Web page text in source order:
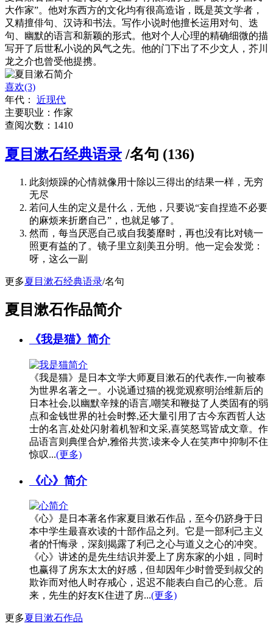
大作家”。他对东西方的文化均有很高造诣，既是英文学者，
又精擅俳句、汉诗和书法。写作小说时他擅长运用对句、迭
句、幽默的语言和新颖的形式。他对个人心理的精确细微的描
写开了后世私小说的风气之先。他的门下出了不少文人，芥川
龙之介也曾受他提携。
喜欢(3)
年代： 近现代
主要职业：作家
查阅次数：1410
夏目漱石经典语录 /名句 (136)
此刻烦躁的心情就像用十除以三得出的结果一样，无穷
无尽
若问人生的定义是什么，无他，只要说“妄自捏造不必要
的麻烦来折磨自己”，也就足够了。
然而，每当厌恶自己或自我萎靡时，再也没有比对镜一
照更有益的了。镜子里立刻美丑分明。他一定会发觉：
呀，这么一副
更多夏目漱石经典语录/名句
夏目漱石作品简介
《我是猫》简介
《我是猫》是日本文学大师夏目漱石的代表作,一向被奉
为世界名著之一。小说通过猫的视觉观察明治维新后的
日本社会,以幽默辛辣的语言,嘲笑和鞭挞了人类固有的弱
点和金钱世界的社会时弊,还大量引用了古今东西哲人达
士的名言,处处闪射着机智和文采,喜笑怒骂皆成文章。作
品语言则典俚合炉,雅俗共赏,读来令人在笑声中抑制不住
惊叹...(更多)
《心》简介
《心》是日本著名作家夏目漱石作品，至今仍跻身于日
本中学生最喜欢读的十部作品之列。它是一部利己主义
者的忏悔录，深刻揭露了利己之心与道义之心的冲突。
《心》讲述的是先生结识并爱上了房东家的小姐，同时
也赢得了房东太太的好感，但却因年少时曾受到叔父的
欺诈而对他人时存戒心，迟迟不能表白自己的心意。后
来，先生的好友K住进了房...(更多)
更多夏目漱石作品